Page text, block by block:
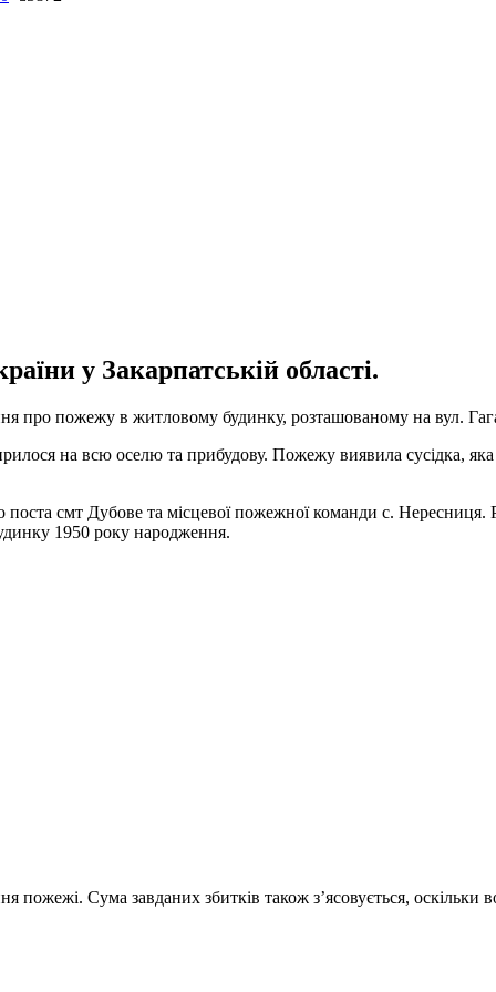
у Закарпатській області.
пожежу в житловому будинку, розташованому на вул.
на всю оселю та прибудову. Пожежу виявила сусідка,
смт Дубове та місцевої пожежної команди с. Нересниця.
1950 року народження.
Сума завданих збитків також з’ясовується,